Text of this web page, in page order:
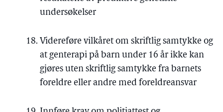
undersøkelser
Videreføre vilkåret om skriftlig samtykke og
at genterapi på barn under 16 år ikke kan
gjøres uten skriftlig samtykke fra barnets
foreldre eller andre med foreldreansvar